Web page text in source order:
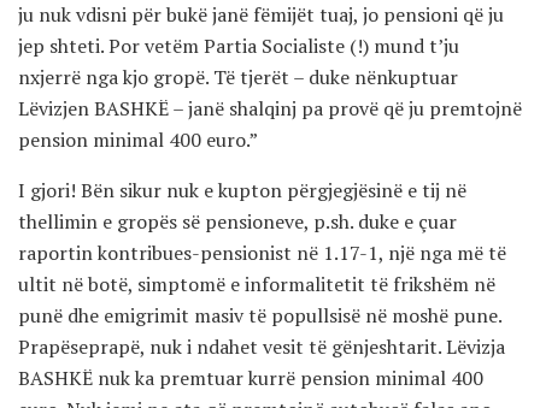
ju nuk vdisni për bukë janë fëmijët tuaj, jo pensioni që ju
jep shteti. Por vetëm Partia Socialiste (!) mund t’ju
nxjerrë nga kjo gropë. Të tjerët – duke nënkuptuar
Lëvizjen BASHKË – janë shalqinj pa provë që ju premtojnë
pension minimal 400 euro.”
I gjori! Bën sikur nuk e kupton përgjegjësinë e tij në
thellimin e gropës së pensioneve, p.sh. duke e çuar
raportin kontribues-pensionist në 1.17-1, një nga më të
ultit në botë, simptomë e informalitetit të frikshëm në
punë dhe emigrimit masiv të popullsisë në moshë pune.
Prapëseprapë, nuk i ndahet vesit të gënjeshtarit. Lëvizja
BASHKË nuk ka premtuar kurrë pension minimal 400